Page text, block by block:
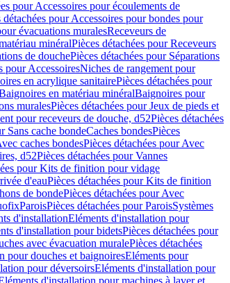
pour Accessoires pour écoulements de
détachées pour Accessoires pour bondes pour
évacuations muralesReceveurs de
minéralPièces détachées pour Receveurs
de douchePièces détachées pour Séparations
pour AccessoiresNiches de rangement pour
en acrylique sanitairePièces détachées pour
en matériau minéralBaignoires pour
muralesPièces détachées pour Jeux de pieds et
pour receveurs de douche, d52Pièces détachées
Sans cache bondeCaches bondesPièces
caches bondesPièces détachées pour Avec
d52Pièces détachées pour Vannes
pour Kits de finition pour vidage
d'eauPièces détachées pour Kits de finition
de bondePièces détachées pour Avec
ParoisPièces détachées pour ParoisSystèmes
d'installationEléments d'installation pour
d'installation pour bidetsPièces détachées pour
avec évacuation muralePièces détachées
pour douches et baignoiresEléments pour
pour déversoirsEléments d'installation pour
d'installation pour machines à laver et